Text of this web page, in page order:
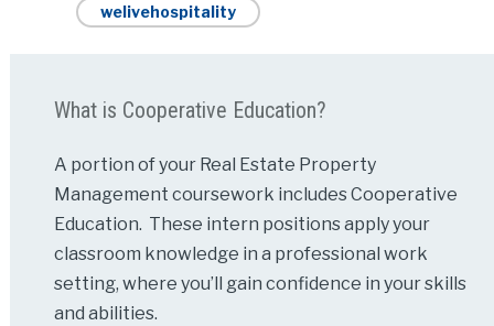
welivehospitality
What is Cooperative Education?
A portion of your Real Estate Property
Management coursework includes Cooperative
Education. These intern positions apply your
classroom knowledge in a professional work
setting, where you’ll gain confidence in your skills
and abilities.